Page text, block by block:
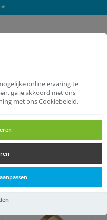
online ervaring te
ga je akkoord met ons
met ons Cookiebeleid.
*